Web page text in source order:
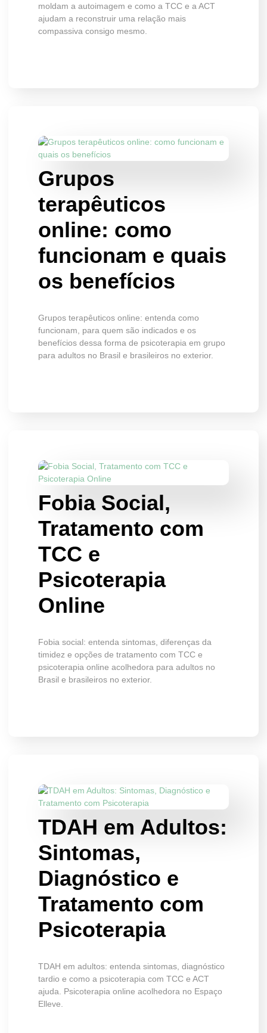
moldam a autoimagem e como a TCC e a ACT
ajudam a reconstruir uma relação mais
compassiva consigo mesmo.
Grupos
terapêuticos
online: como
funcionam e quais
os benefícios
Grupos terapêuticos online: entenda como
funcionam, para quem são indicados e os
benefícios dessa forma de psicoterapia em grupo
para adultos no Brasil e brasileiros no exterior.
Fobia Social,
Tratamento com
TCC e
Psicoterapia
Online
Fobia social: entenda sintomas, diferenças da
timidez e opções de tratamento com TCC e
psicoterapia online acolhedora para adultos no
Brasil e brasileiros no exterior.
TDAH em Adultos:
Sintomas,
Diagnóstico e
Tratamento com
Psicoterapia
TDAH em adultos: entenda sintomas, diagnóstico
tardio e como a psicoterapia com TCC e ACT
ajuda. Psicoterapia online acolhedora no Espaço
Elleve.